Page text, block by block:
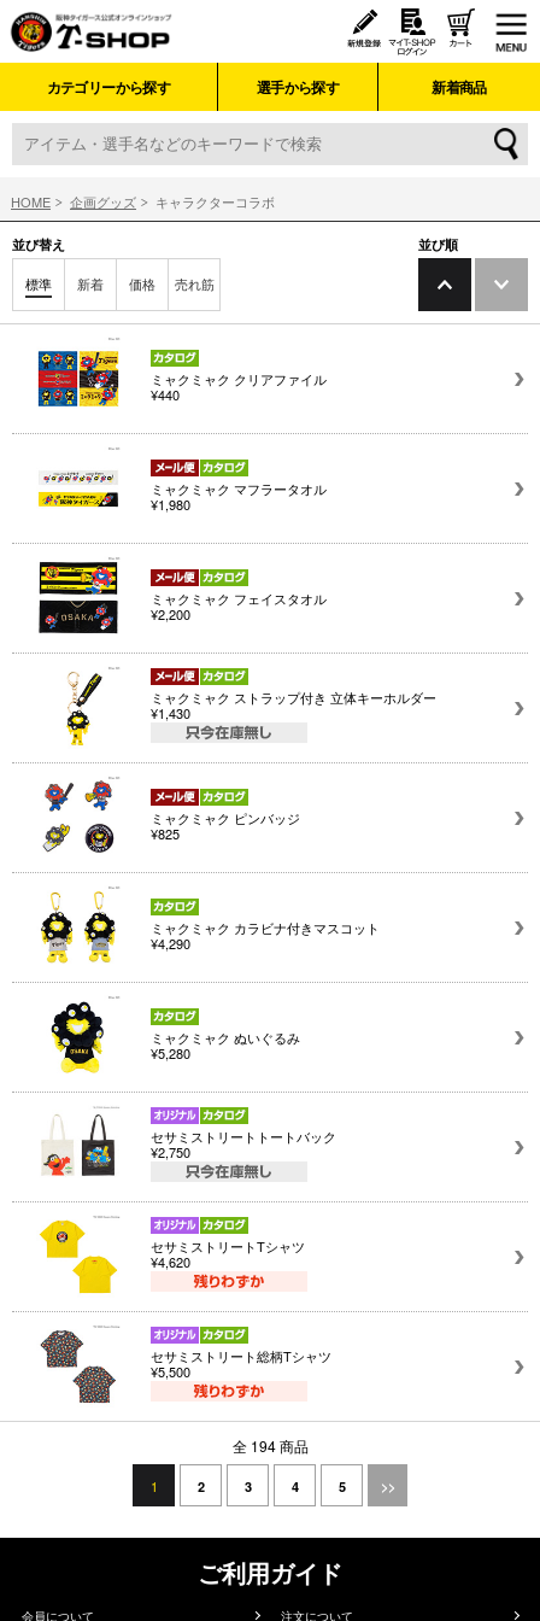
カテゴリーから探す 選手から探す 新着商品
HOME 企画グッズ キャラクターコラボ
並び替え
標準 新着 価格 売れ筋
並び順
ミャクミャク クリアファイル
¥440
ミャクミャク マフラータオル
¥1,980
ミャクミャク フェイスタオル
¥2,200
ミャクミャク ストラップ付き 立体キーホルダー
¥1,430
ミャクミャク ピンバッジ
¥825
ミャクミャク カラビナ付きマスコット
¥4,290
ミャクミャク ぬいぐるみ
¥5,280
セサミストリートトートバック
¥2,750
セサミストリートTシャツ
¥4,620
セサミストリート総柄Tシャツ
¥5,500
全 194 商品
1 2 3 4 5 >>
ご利用ガイド
会員について 注文について